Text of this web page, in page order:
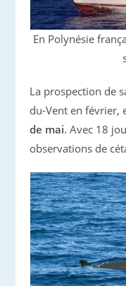
En Polynésie
La prospection de
du-Vent en février,
de mai. Avec 18
observations de